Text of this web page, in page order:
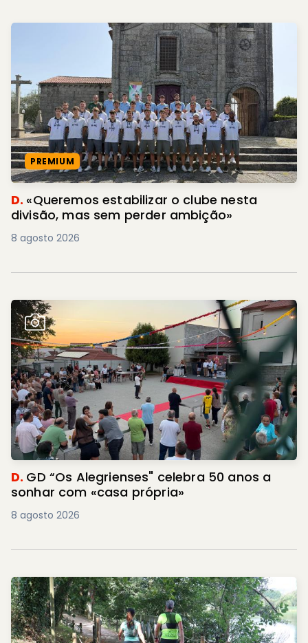
PREMIUM
D. «Queremos estabilizar o clube nesta
divisão, mas sem perder ambição»
8 agosto 2026
D. GD “Os Alegrienses" celebra 50 anos a
sonhar com «casa própria»
8 agosto 2026